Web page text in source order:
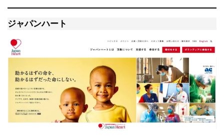
ジャパンハート